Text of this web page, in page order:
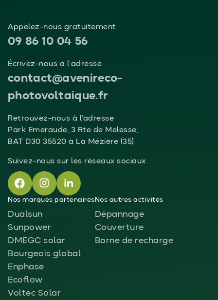
Appelez-nous gratuitement
09 86 10 04 56
Écrivez-nous à l’adresse
contact@avenireco-
photovoltaique.fr
Retrouvez-nous à l'adresse
Park Emeraude, 3 Rte de Melesse,
BAT D30 35520 à La Mézière (35)
Suivez-nous sur les réseaux sociaux
Nos marques partenaires
Dualsun
Sunpower
DMEGC solar
Bourgeois global
Enphase
Ecoflow
Voltec Solar
Nos autres activités
Dépannage
Couverture
Borne de recharge